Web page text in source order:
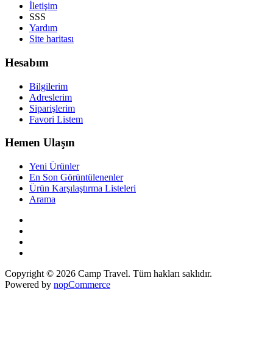
İletişim
SSS
Yardım
Site haritası
Hesabım
Bilgilerim
Adreslerim
Siparişlerim
Favori Listem
Hemen Ulaşın
Yeni Ürünler
En Son Görüntülenenler
Ürün Karşılaştırma Listeleri
Arama
Copyright © 2026 Camp Travel. Tüm hakları saklıdır.
Powered by nopCommerce